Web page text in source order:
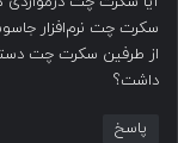
سکرت چت نرم‌افزار
از طرفین سکرت چت
داشت؟
پاسخ